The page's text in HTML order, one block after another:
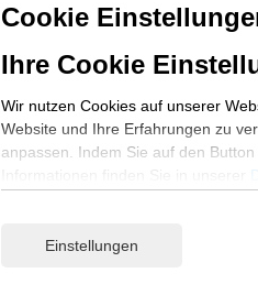
Cookie
Ihre Cookie
Wir nutzen Cookies auf unserer
Website und Ihre Erfahrungen zu
anpassen. Indem Sie auf den
Einstellungen